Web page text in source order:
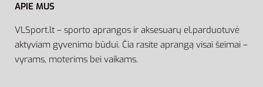
APIE MUS
VLSport.lt – sporto aprangos ir aksesuarų el.parduotuvė
aktyviam gyvenimo būdui. Čia rasite aprangą visai šeimai –
vyrams, moterims bei vaikams.